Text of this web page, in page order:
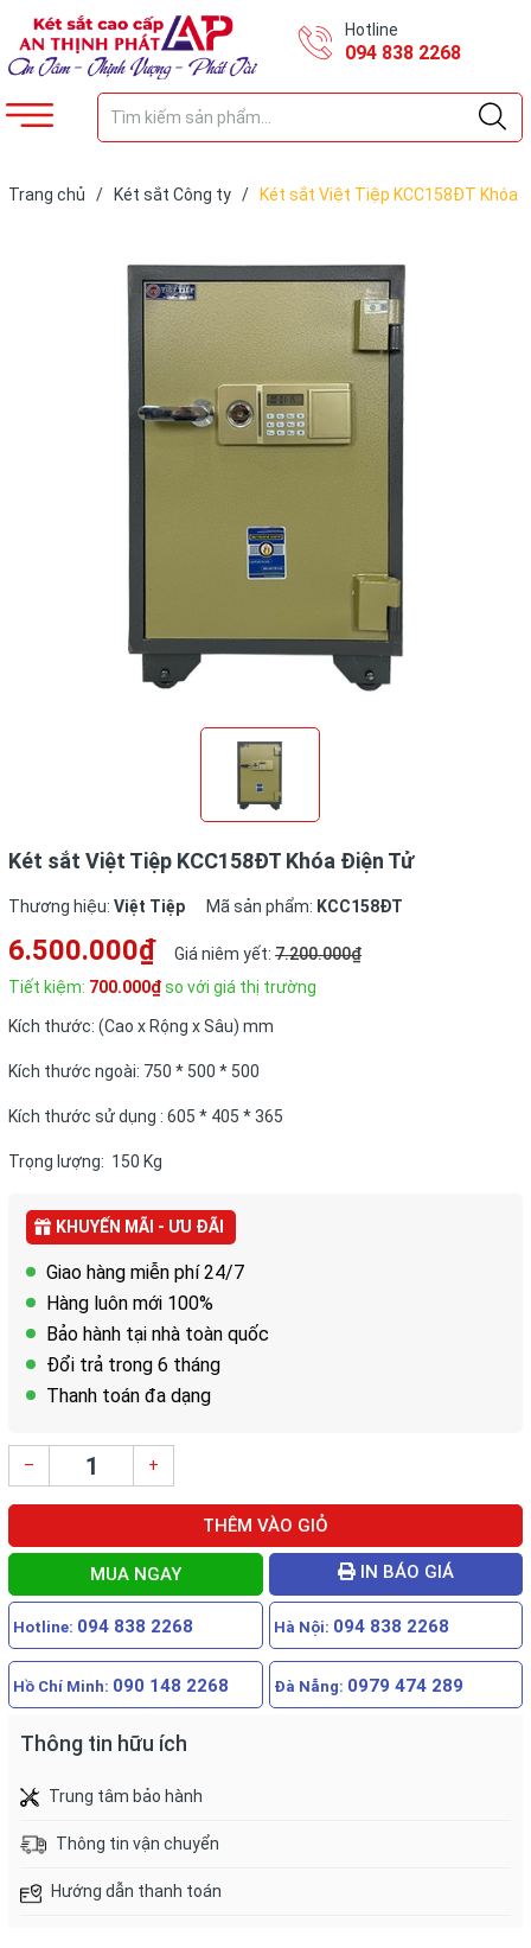
Hotline
094 838 2268
Trang chủ / Két sắt Công ty /
Két sắt Việt Tiệp KCC158ĐT Khóa
Két sắt Việt Tiệp KCC158ĐT Khóa Điện Tử
Thương hiệu: Việt Tiệp Mã sản phẩm: KCC158ĐT
6.500.000₫ Giá niêm yết: 7.200.000₫
Tiết kiệm: 700.000₫so với giá thị trường
Kích thước: (Cao x Rộng x Sâu) mm
Kích thước ngoài: 750 * 500 * 500
Kích thước sử dụng : 605 * 405 * 365
Trọng lượng: 150 Kg
KHUYẾN MÃI - ƯU ĐÃI
Giao hàng miễn phí 24/7
Hàng luôn mới 100%
Bảo hành tại nhà toàn quốc
Đổi trả trong 6 tháng
Thanh toán đa dạng
– +
THÊM VÀO GIỎ
MUA NGAY IN BÁO GIÁ
Hotline: 094 838 2268 Hà Nội: 094 838 2268
Hồ Chí Minh: 090 148 2268 Đà Nẵng: 0979 474 289
Thông tin hữu ích
Trung tâm bảo hành
Thông tin vận chuyển
Hướng dẫn thanh toán